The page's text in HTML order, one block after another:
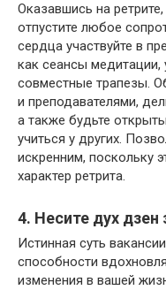
Оказавшись на
отпустите любое
сердца участвуйте в
как сеансы медитации,
совместные трапезы.
и преподавателями,
а также будьте
учиться у других.
искренним, поскольку
характер ретрита.
4. Несите дух
Истинная суть
способности
изменения в вашей